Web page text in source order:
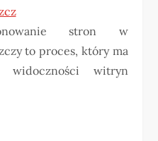
stron w
to proces, który ma
widoczności witryn